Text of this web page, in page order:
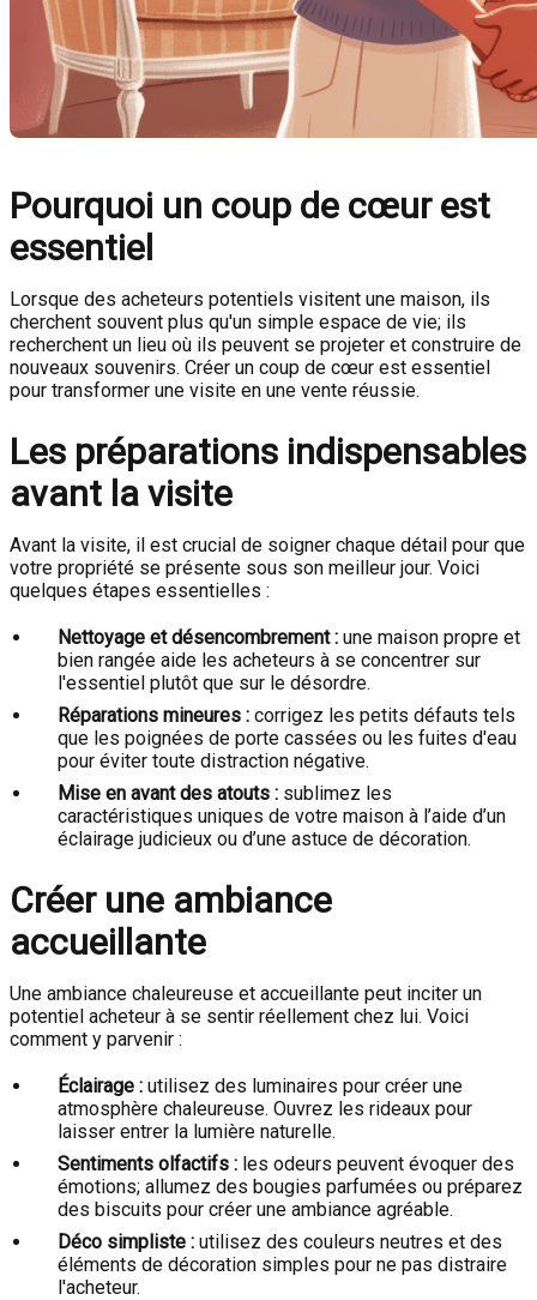
Pourquoi un coup de cœur est
essentiel
Lorsque des acheteurs potentiels visitent une maison, ils
cherchent souvent plus qu'un simple espace de vie; ils
recherchent un lieu où ils peuvent se projeter et construire de
nouveaux souvenirs. Créer un coup de cœur est essentiel
pour transformer une visite en une vente réussie.
Les préparations indispensables
avant la visite
Avant la visite, il est crucial de soigner chaque détail pour que
votre propriété se présente sous son meilleur jour. Voici
quelques étapes essentielles :
Nettoyage et désencombrement : une maison propre et
bien rangée aide les acheteurs à se concentrer sur
l'essentiel plutôt que sur le désordre.
Réparations mineures : corrigez les petits défauts tels
que les poignées de porte cassées ou les fuites d'eau
pour éviter toute distraction négative.
Mise en avant des atouts : sublimez les
caractéristiques uniques de votre maison à l’aide d’un
éclairage judicieux ou d’une astuce de décoration.
Créer une ambiance
accueillante
Une ambiance chaleureuse et accueillante peut inciter un
potentiel acheteur à se sentir réellement chez lui. Voici
comment y parvenir :
Éclairage : utilisez des luminaires pour créer une
atmosphère chaleureuse. Ouvrez les rideaux pour
laisser entrer la lumière naturelle.
Sentiments olfactifs : les odeurs peuvent évoquer des
émotions; allumez des bougies parfumées ou préparez
des biscuits pour créer une ambiance agréable.
Déco simpliste : utilisez des couleurs neutres et des
éléments de décoration simples pour ne pas distraire
l'acheteur.